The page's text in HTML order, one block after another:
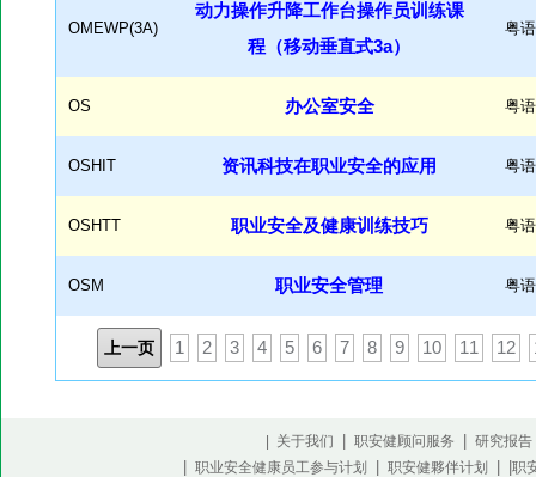
OMEWP(3A)
动力操作升降工作台操作员训练课
程（移动垂直式3a）
粤语
OS 办公室安全 粤语
OSHIT 资讯科技在职业安全的应用 粤语
OSHTT 职业安全及健康训练技巧 粤语
OSM 职业安全管理 粤语
上一页 1 2 3 4 5 6 7 8 9 10 11 12
| 关于我们 职安健顾问服务 研究报告
职业安全健康员工参与计划 职安健夥伴计划 职